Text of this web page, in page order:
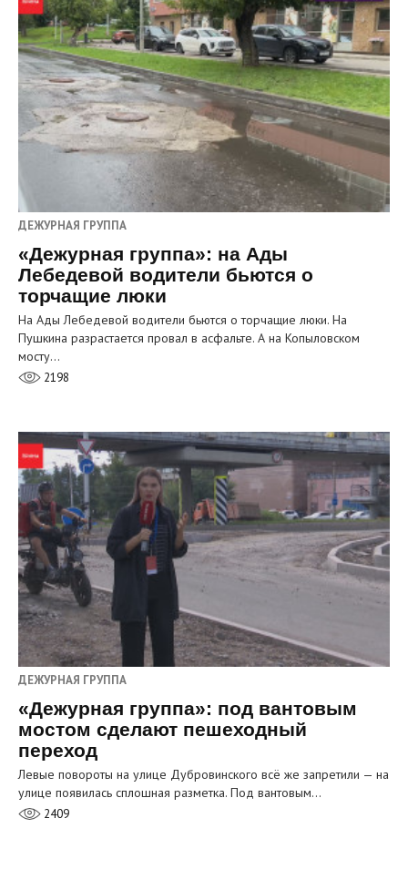
ДЕЖУРНАЯ ГРУППА
«Дежурная группа»: на Ады
Лебедевой водители бьются о
торчащие люки
На Ады Лебедевой водители бьются о торчащие люки. На
Пушкина разрастается провал в асфальте. А на Копыловском
мосту…
2198
ДЕЖУРНАЯ ГРУППА
«Дежурная группа»: под вантовым
мостом сделают пешеходный
переход
Левые повороты на улице Дубровинского всё же запретили — на
улице появилась сплошная разметка. Под вантовым…
2409